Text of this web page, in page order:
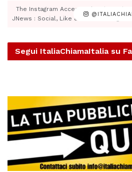
The Instagram Access Token is
JNews : Social, Like & View >
Segui ItaliaChiamaItalia su